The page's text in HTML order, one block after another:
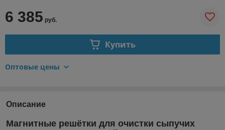
6 385 руб.
Купить
Оптовые цены
Описание
Магнитные решётки для очистки сыпучих